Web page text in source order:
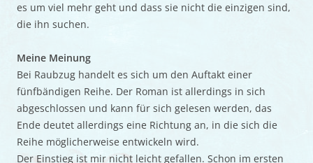
es um viel mehr geht und dass sie nicht die einzigen sind,
die ihn suchen.
Meine Meinung
Bei Raubzug handelt es sich um den Auftakt einer
fünfbändigen Reihe. Der Roman ist allerdings in sich
abgeschlossen und kann für sich gelesen werden, das
Ende deutet allerdings eine Richtung an, in die sich die
Reihe möglicherweise entwickeln wird.
Der Einstieg ist mir nicht leicht gefallen. Schon im ersten